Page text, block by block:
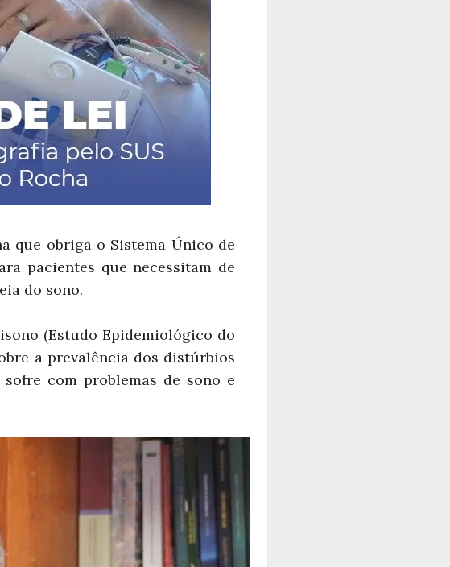
que obriga o Sistema Único de
pacientes que necessitam de
do sono.
(Estudo Epidemiológico do
a prevalência dos distúrbios
com problemas de sono e